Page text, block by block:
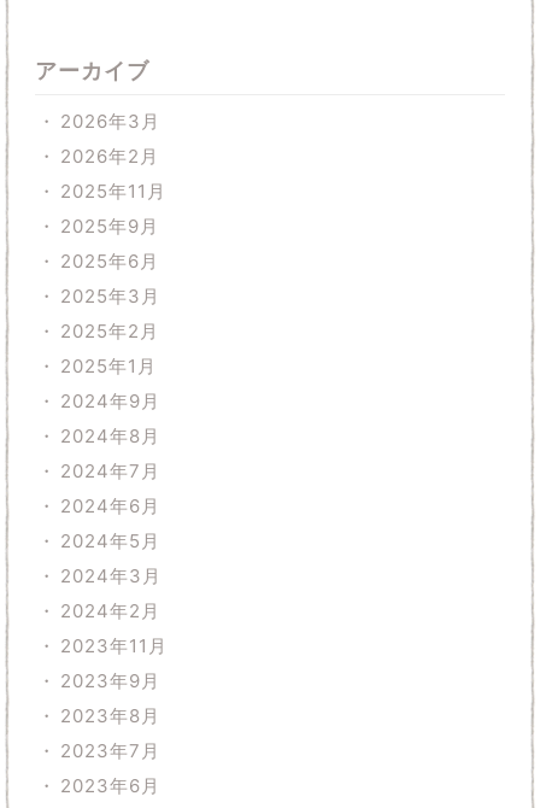
アーカイブ
2026年3月
2026年2月
2025年11月
2025年9月
2025年6月
2025年3月
2025年2月
2025年1月
2024年9月
2024年8月
2024年7月
2024年6月
2024年5月
2024年3月
2024年2月
2023年11月
2023年9月
2023年8月
2023年7月
2023年6月